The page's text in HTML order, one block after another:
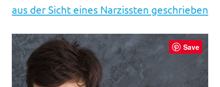
aus der Sicht eines Narzissten geschrieben
Save